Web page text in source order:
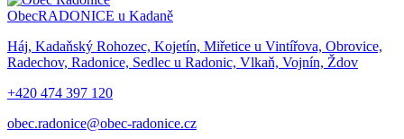
ObecRADONICE u Kadaně
Háj, Kadaňský Rohozec, Kojetín, Miřetice u Vintířova, Obrovice,
Radechov, Radonice, Sedlec u Radonic, Vlkaň, Vojnín, Ždov
+420 474 397 120
obec.radonice@obec-radonice.cz